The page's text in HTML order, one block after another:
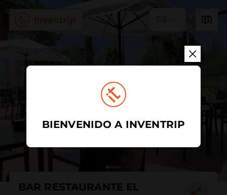
ES
BAR RESTAURANTE EL
BIENVENIDO A INVENTRIP